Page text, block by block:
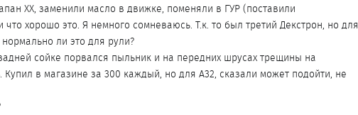
ХХ, заменили масло в движке, поменяли в ГУР (поставили
что хорошо это. Я немного сомневаюсь. Т.к. то был третий Декстрон, но для
ли это для рули?
сойке порвался пыльник и на передних шрусах трещины на
в магазине за 300 каждый, но для А32, сказали может подойти, не